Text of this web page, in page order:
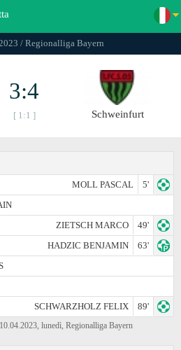
/ Regionalliga Bayern
3:4
[ 1:1 ] Schweinfurt
MOLL PASCAL
5'
ZIETSCH MARCO
49'
HADZIC BENJAMIN
63'
SCHWARZHOLZ FELIX
89'
lunedì, Regionalliga Bayern